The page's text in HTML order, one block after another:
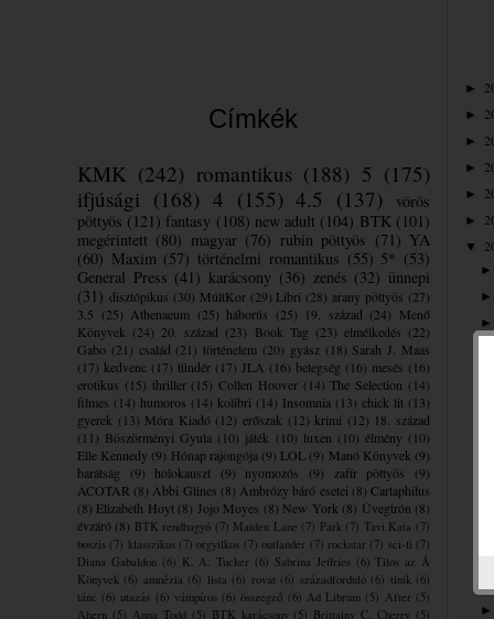
Címkék
KMK (242) romantikus (188) 5 (175)
ifjúsági (168) 4 (155) 4.5 (137)
vörös
pöttyös (121) fantasy (108) new adult (104) BTK (101)
megérintett (80) magyar (76) rubin pöttyös (71) YA
(60) Maxim (57) történelmi romantikus (55) 5* (53)
General Press (41) karácsony (36) zenés (32) ünnepi
(31) disztópikus (30) MúltKor (29) Libri (28) arany pöttyös (27)
3.5 (25) Athenaeum (25) háborús (25) 19. század (24) Menő
Könyvek (24) 20. század (23) Book Tag (23) elmélkedés (22)
Gabo (21) család (21) történelem (20) gyász (18) Sarah J. Maas
(17) kedvenc (17) tündér (17) JLA (16) betegség (16) mesés (16)
erotikus (15) thriller (15) Collen Hoover (14) The Selection (14)
filmes (14) humoros (14) kolibri (14) Insomnia (13) chick lit (13)
gyerek (13) Móra Kiadó (12) erőszak (12) krimi (12) 18. század
(11) Böszörményi Gyula (10) játék (10) luxen (10) élmény (10)
Elle Kennedy (9) Hónap rajongója (9) LOL (9) Manó Könyvek (9)
barátság
(9) holokauszt (9) nyomozós (9) zafír pöttyös
(9)
ACOTAR (8) Abbi Glines (8) Ambrózy báró esetei (8) Cartaphilus
(8) Elizabeth Hoyt (8) Jojo Moyes (8) New York (8) Üvegtrón (8)
évzáró (8) BTK rendhagyó (7) Maiden Lane (7) Park (7) Tavi Kata (7)
boszis (7) klasszikus (7) orgyilkos (7) outlander (7) rockstar (7) sci-fi (7)
Diana Gabaldon (6) K. A. Tucker (6) Sabrina Jeffries (6) Tilos az Á
Könyvek (6) amnézia (6) lista (6) rovat (6) századforduló (6) tinik (6)
tánc (6) utazás (6) vámpíros (6) összegző (6) Ad Librum (5) After (5)
Ahern (5) Anna Todd (5) BTK karácsony (5) Brittainy C. Cherry (5)
►
►
►
►
►
►
▼